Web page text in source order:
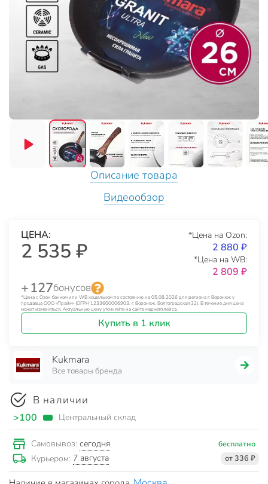
Описание товара
Видеообзор
ЦЕНА:
2 535 ₽
*Цена на Ozon:
2 880 ₽
*Цена на WB:
2 809 ₽
+ 127бонусов
*Цена с Озон банком или WB кошельком по состоянию на 05.08.2026 для региона г. Воронеж у
продавца ООО «Прайм» (ОГРН 1233600006903, г. Воронеж, Волгоградская 32). В течение дня цена
может изменяться. Актуальную цену уточняйте на сайте маркетплейса.
Купить в 1 клик
Kukmara
Все товары бренда
В наличии
>100 Центральный склад
Самовывоз: сегодня бесплатно
Курьером: 7 августа от 336 ₽